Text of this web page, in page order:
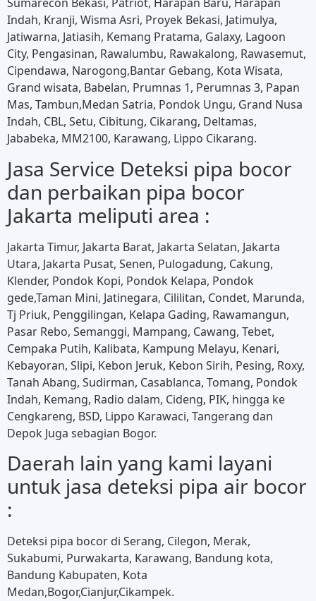
Indah, Kranji, Wisma Asri, Proyek Bekasi, Jatimulya,
Jatiwarna, Jatiasih, Kemang Pratama, Galaxy, Lagoon
City, Pengasinan, Rawalumbu, Rawakalong, Rawasemut,
Cipendawa, Narogong,Bantar Gebang, Kota Wisata,
Grand wisata, Babelan, Prumnas 1, Perumnas 3, Papan
Mas, Tambun,Medan Satria, Pondok Ungu, Grand Nusa
Indah, CBL, Setu, Cibitung, Cikarang, Deltamas,
Jababeka, MM2100, Karawang, Lippo Cikarang.
Jasa Service Deteksi pipa bocor
dan perbaikan pipa bocor
Jakarta meliputi area :
Jakarta Timur, Jakarta Barat, Jakarta Selatan, Jakarta
Utara, Jakarta Pusat, Senen, Pulogadung, Cakung,
Klender, Pondok Kopi, Pondok Kelapa, Pondok
gede,Taman Mini, Jatinegara, Cililitan, Condet, Marunda,
Tj Priuk, Penggilingan, Kelapa Gading, Rawamangun,
Pasar Rebo, Semanggi, Mampang, Cawang, Tebet,
Cempaka Putih, Kalibata, Kampung Melayu, Kenari,
Kebayoran, Slipi, Kebon Jeruk, Kebon Sirih, Pesing, Roxy,
Tanah Abang, Sudirman, Casablanca, Tomang, Pondok
Indah, Kemang, Radio dalam, Cideng, PIK, hingga ke
Cengkareng, BSD, Lippo Karawaci, Tangerang dan
Depok Juga sebagian Bogor.
Daerah lain yang kami layani
untuk jasa deteksi pipa air bocor
:
Deteksi pipa bocor di Serang, Cilegon, Merak,
Sukabumi, Purwakarta, Karawang, Bandung kota,
Bandung Kabupaten, Kota
Medan,Bogor,Cianjur,Cikampek.